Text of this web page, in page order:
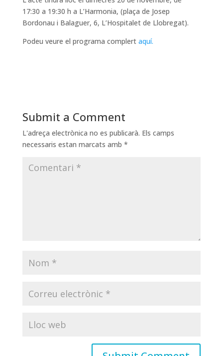
17:30 a 19:30 h a L’Harmonia, (plaça de Josep
Bordonau i Balaguer, 6, L’Hospitalet de Llobregat).
Podeu veure el programa complert aquí.
Submit a Comment
L'adreça electrònica no es publicarà. Els camps
necessaris estan marcats amb *